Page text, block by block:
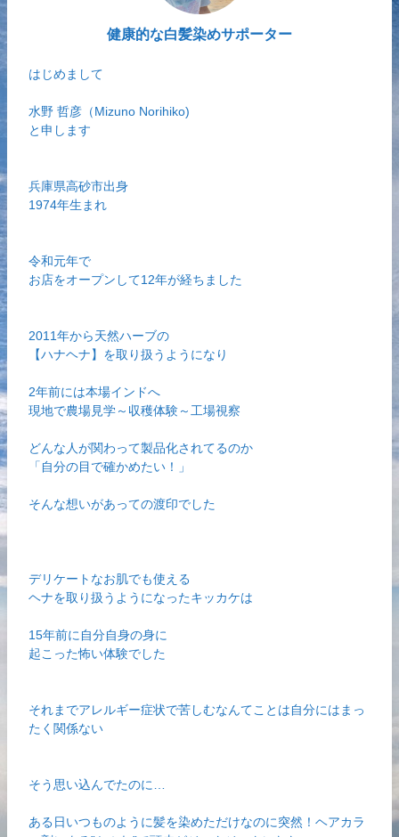
健康的な白髪染めサポーター
はじめまして
水野 哲彦（Mizuno Norihiko)
と申します
兵庫県高砂市出身
1974年生まれ
令和元年で
お店をオープンして12年が経ちました
2011年から天然ハーブの
【ハナヘナ】を取り扱うようになり
2年前には本場インドへ
現地で農場見学～収穫体験～工場視察
どんな人が関わって製品化されてるのか
「自分の目で確かめたい！」
そんな想いがあっての渡印でした
デリケートなお肌でも使える
ヘナを取り扱うようになったキッカケは
15年前に自分自身の身に
起こった怖い体験でした
それまでアレルギー症状で苦しむなんてことは自分にはまっ
たく関係ない
そう思い込んでたのに…
ある日いつものように髪を染めただけなのに突然！ヘアカラ